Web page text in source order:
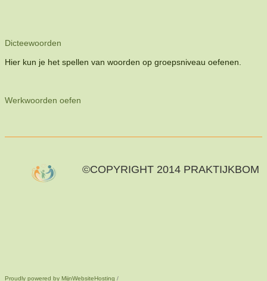
Dicteewoorden
Hier kun je het spellen van woorden op groepsniveau oefenen.
Werkwoorden oefen
©COPYRIGHT 2014 PRAKTIJKBOM
Proudly powered by MijnWebsiteHosting /